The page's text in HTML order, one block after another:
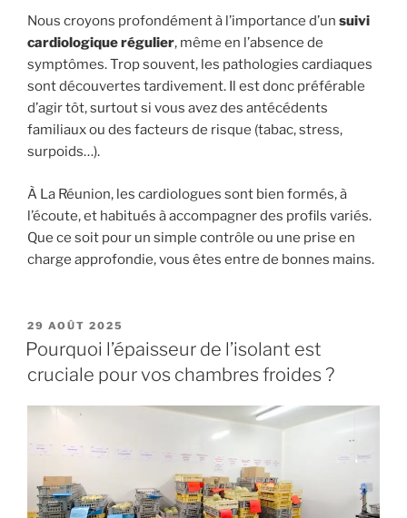
Nous croyons profondément à l’importance d’un suivi
cardiologique régulier, même en l’absence de
symptômes. Trop souvent, les pathologies cardiaques
sont découvertes tardivement. Il est donc préférable
d’agir tôt, surtout si vous avez des antécédents
familiaux ou des facteurs de risque (tabac, stress,
surpoids…).
À La Réunion, les cardiologues sont bien formés, à
l’écoute, et habitués à accompagner des profils variés.
Que ce soit pour un simple contrôle ou une prise en
charge approfondie, vous êtes entre de bonnes mains.
PUBLIÉ
LE
29 AOÛT 2025
Pourquoi l’épaisseur de l’isolant est
cruciale pour vos chambres froides ?